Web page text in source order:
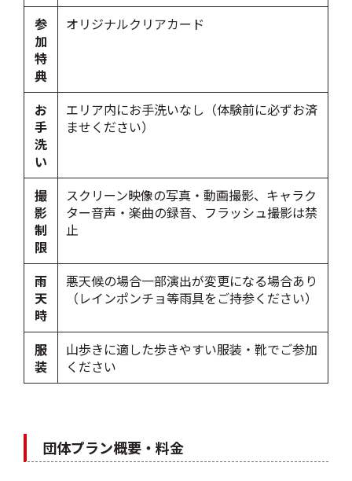
参
加
特
典
オリジナルクリアカード
お
手
洗
い
エリア内にお手洗いなし（体験前に必ずお済
ませください）
撮
影
制
限
スクリーン映像の写真・動画撮影、キャラク
ター音声・楽曲の録音、フラッシュ撮影は禁
止
雨
天
時
悪天候の場合一部演出が変更になる場合あり
（レインポンチョ等雨具をご持参ください）
服
装
山歩きに適した歩きやすい服装・靴でご参加
ください
団体プラン概要・料金